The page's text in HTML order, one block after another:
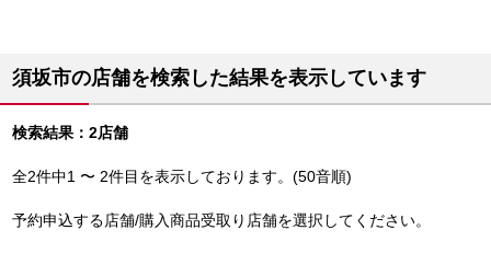
須坂市の店舗を検索した結果を表示しています
検索結果：2店舗
全2件中1 〜 2件目を表示しております。(50音順)
予約申込する店舗/購入商品受取り店舗を選択してください。